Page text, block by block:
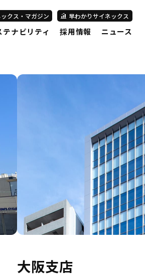
クス・マガジン 早わかりサイネックス
ナビリティ 採用情報 ニュース
大阪支店